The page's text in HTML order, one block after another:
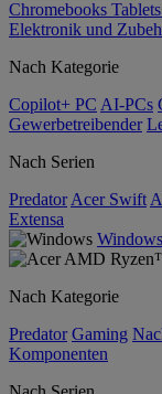
Chromebooks Tablets
Elektronik und
Nach Kategorie
Copilot+ PC AI-PCs
Gewerbetreibender
Nach Serien
Predator Acer Swift
Extensa
Windows
Nach Kategorie
Predator Gaming
Komponenten